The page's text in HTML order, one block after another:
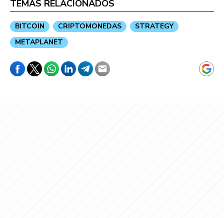
TEMAS RELACIONADOS
BITCOIN CRIPTOMONEDAS
STRATEGY
METAPLANET